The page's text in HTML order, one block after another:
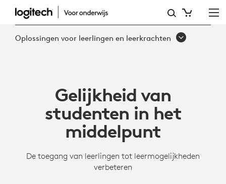
GELIJKHEID
VAN
MIDDELPUNT
Oplossingen voor leerlingen en leerkrachten
Gelijkheid van
studenten in het
middelpunt
De toegang van leerlingen tot leermogelijkheden
verbeteren